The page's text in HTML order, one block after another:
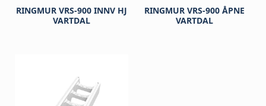
RINGMUR VRS-900 INNV HJ
VARTDAL
RINGMUR VRS-900 ÅPNE
VARTDAL